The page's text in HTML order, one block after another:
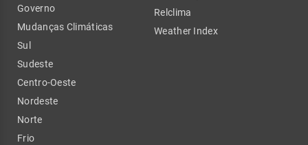
Governo
Mudanças Climáticas
Sul
Sudeste
Centro-Oeste
Nordeste
Norte
Frio
Relclima
Weather Index